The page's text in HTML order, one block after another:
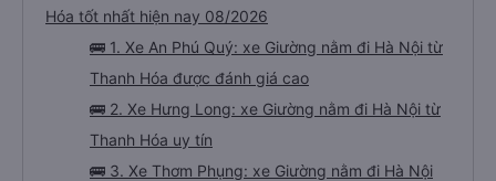
Hóa tốt nhất hiện nay 08/2026
🚌 1. Xe An Phú Quý: xe Giường nằm đi Hà Nội từ
Thanh Hóa được đánh giá cao
🚌 2. Xe Hưng Long: xe Giường nằm đi Hà Nội từ
Thanh Hóa uy tín
🚌 3. Xe Thơm Phụng: xe Giường nằm đi Hà Nội